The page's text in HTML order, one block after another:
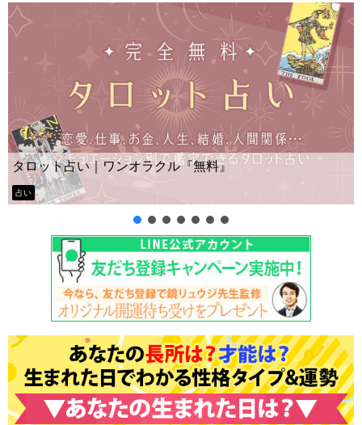
』
Yes No占い｜無料タロット◆私の質
ー？